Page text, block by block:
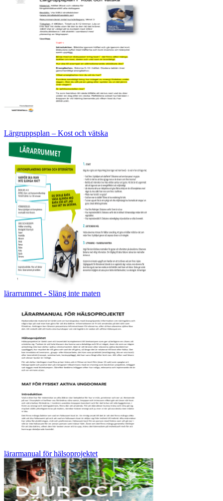
Lärgruppsplan – Kost och vätska
lärarrummet - Släng inte maten
lärarmanual för hälsoprojektet